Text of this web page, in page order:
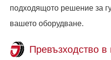
подходящото решение за
вашето оборудване.
Превъзходство в